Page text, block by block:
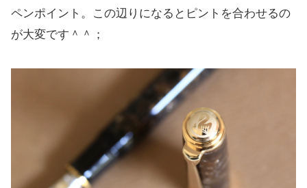
ペンポイント。この辺りになるとピントを合わせるの
が大変です＾＾；